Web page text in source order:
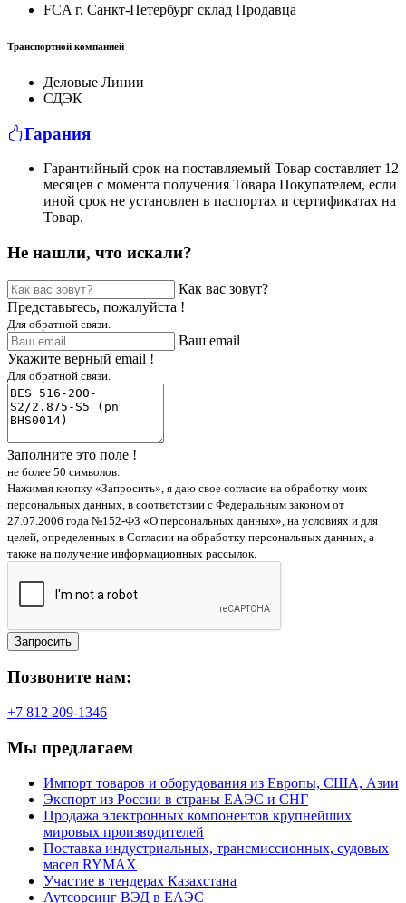
FCA г. Санкт-Петербург склад Продавца
Транспортной компанией
Деловые Линии
СДЭК
Гарания
Гарантийный срок на поставляемый Товар составляет 12
месяцев с момента получения Товара Покупателем, если
иной срок не установлен в паспортах и сертификатах на
Товар.
Не нашли, что искали?
Как вас зовут?
Представьтесь, пожалуйста !
Для обратной связи.
Ваш email
Укажите верный email !
Для обратной связи.
Заполните это поле !
не более 50 символов.
Нажимая кнопку «Запросить», я даю свое согласие на обработку моих
персональных данных, в соответствии с Федеральным законом от
27.07.2006 года №152-ФЗ «О персональных данных», на условиях и для
целей, определенных в Согласии на обработку персональных данных, а
также на получение информационных рассылок.
Запросить
Позвоните нам:
+7 812 209-1346
Мы предлагаем
Импорт товаров и оборудования из Европы, США, Азии
Экспорт из России в страны ЕАЭС и СНГ
Продажа электронных компонентов крупнейших
мировых производителей
Поставка индустриальных, трансмиссионных, судовых
масел RYMAX
Участие в тендерах Казахстана
Аутсорсинг ВЭД в ЕАЭС